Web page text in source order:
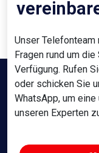
Unser Telefonteam
Fragen rund um
Verfügung. Rufen
oder schicken Sie
WhatsApp, um
unseren Experten